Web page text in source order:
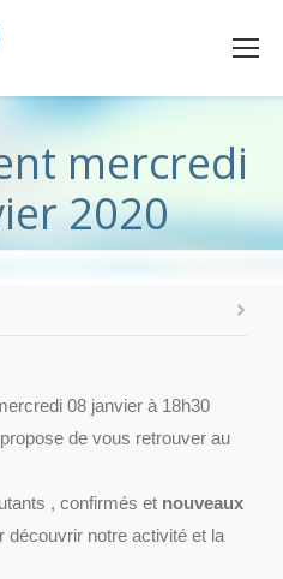
mercredi
2020
08 janvier à 18h30
de vous retrouver au
, confirmés et nouveaux
découvrir notre activité et la